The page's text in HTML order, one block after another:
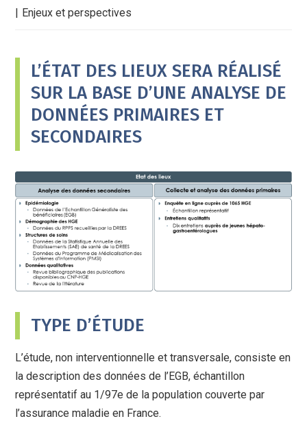
Enjeux et perspectives
L’ÉTAT DES LIEUX SERA RÉALISÉ
SUR LA BASE D’UNE ANALYSE DE
DONNÉES PRIMAIRES ET
SECONDAIRES
TYPE D’ÉTUDE
L’étude, non interventionnelle et transversale, consiste en
la description des données de l’EGB, échantillon
représentatif au 1/97e de la population couverte par
l’assurance maladie en France.